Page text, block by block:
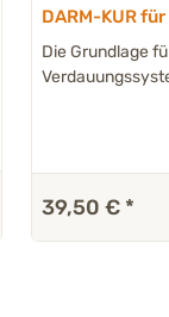
DARM-KUR
Die Grundlage
39,50 € *